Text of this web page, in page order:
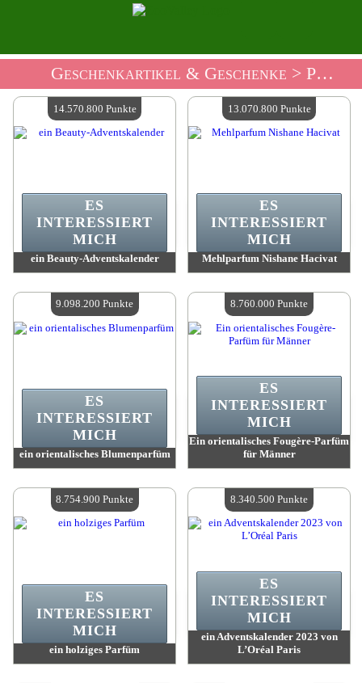
Geschenkartikel & Geschenke > Parfüm Und Schönheit Geschenkeladen
ein Beauty-Adventskalender
Verfügbare Menge:4
ES
INTERESSIERT
MICH
14.570.800 Punkte
Mehlparfum Nishane Hacivat
Verfügbare Menge:4
ES
INTERESSIERT
MICH
13.070.800 Punkte
ein orientalisches Blumenparfüm
Verfügbare Menge:4
ES
INTERESSIERT
MICH
9.098.200 Punkte
Ein orientalisches Fougère-Parfüm
für Männer
Verfügbare Menge:4
ES
INTERESSIERT
MICH
8.760.000 Punkte
ein holziges Parfüm
ES
INTERESSIERT
MICH
8.754.900 Punkte
ein Adventskalender 2023 von
L’Oréal Paris
ES
INTERESSIERT
MICH
8.340.500 Punkte